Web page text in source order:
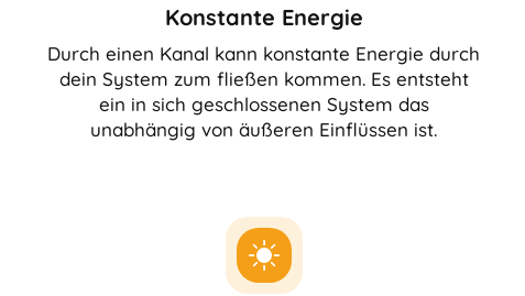
Konstante Energie
Durch einen Kanal kann konstante Energie durch
dein System zum fließen kommen. Es entsteht
ein in sich geschlossenen System das
unabhängig von äußeren Einflüssen ist.